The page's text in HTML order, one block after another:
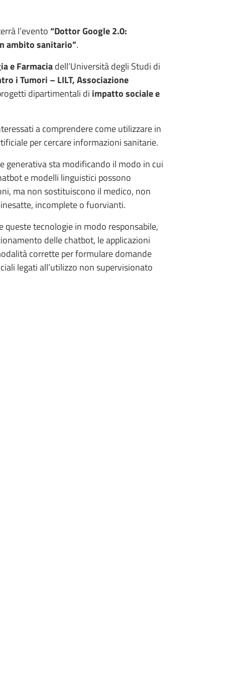
l’evento“Dottor Google 2.0:
ambito sanitario”.
e Farmaciadell’Università degli Studi di
i Tumori – LILT, Associazione
dipartimentali di impatto sociale e
a comprendere come utilizzare in
per cercare informazioni sanitarie.
generativa sta modificando il modo in cui
e modelli linguistici possono
ma non sostituiscono il medico, non
incomplete o fuorvianti.
queste tecnologie in modo responsabile,
delle chatbot, le applicazioni
corrette per formulare domande
legati all’utilizzo non supervisionato